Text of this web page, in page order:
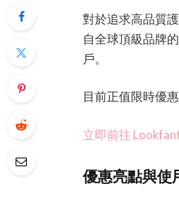
對於追求高品質
自全球頂級品牌
戶。
目前正值限時優
立即前往
優惠亮點與使